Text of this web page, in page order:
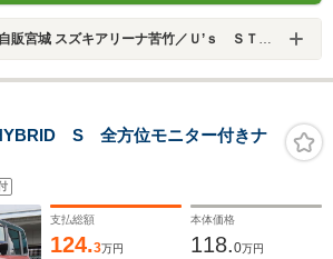
宮城 スズキアリーナ苦竹／Ｕ’ｓ ＳＴＡＴＩＯＮ苦竹
S 全方位モニター付きナ
支払総額
124.3万円
本体価格
118.0万円